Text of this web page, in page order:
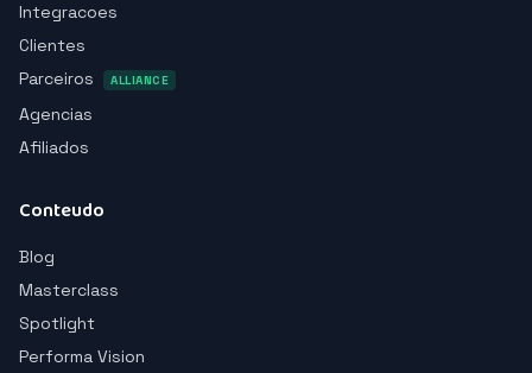
Integracoes
Clientes
Parceiros
ALLIANCE
Agencias
Afiliados
Conteudo
Blog
Masterclass
Spotlight
Performa Vision